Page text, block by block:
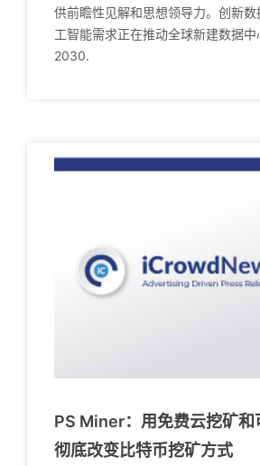
供前瞻性见解和思想领导力。创新数
工智能需求正在推动全球新建数据
2030.
PS Miner：用免费云挖矿和
彻底改变比特币挖矿方式